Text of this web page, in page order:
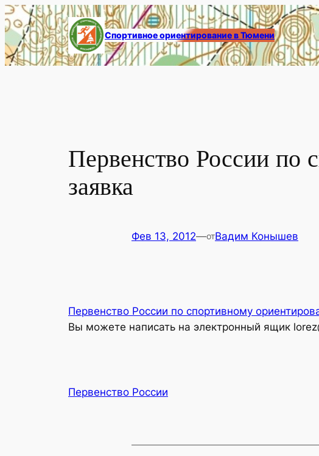
Перейти
к
содержимому
Спортивное ориентирование в Тюмени
Первенство России по
заявка
Фев 13, 2012—отВадим Конышев
Первенство России по спортивному
Вы можете написать на электронный ящик
Первенство России